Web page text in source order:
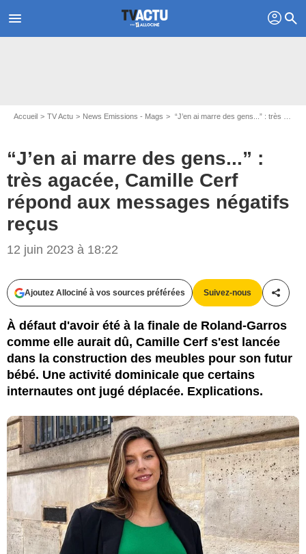
menu profil search
Accueil TV Actu News Emissions - Mags “J’en ai marre des gens...” : très agacée, Camille Cerf répond aux messages négatifs reçus
“J’en ai marre des gens...” :
très agacée, Camille Cerf
répond aux messages négatifs
reçus
12 juin 2023 à 18:22
Ajoutez Allociné à vos sources préférées Suivez-nous
À défaut d'avoir été à la finale de Roland-Garros
comme elle aurait dû, Camille Cerf s'est lancée
dans la construction des meubles pour son futur
bébé. Une activité dominicale que certains
internautes ont jugé déplacée. Explications.